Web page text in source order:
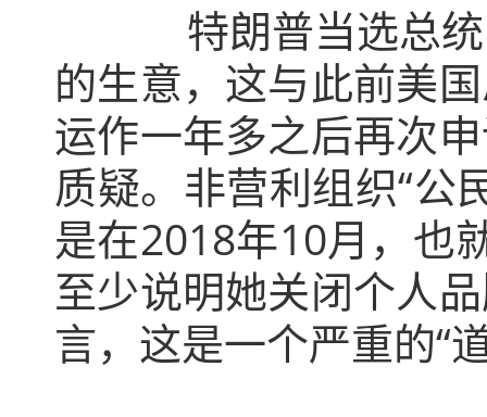
特朗普当选总统之
的生意，这与此前美
运作一年多之后再次
质疑。非营利组织“公
是在2018年10月，也
至少说明她关闭个人
言，这是一个严重的“